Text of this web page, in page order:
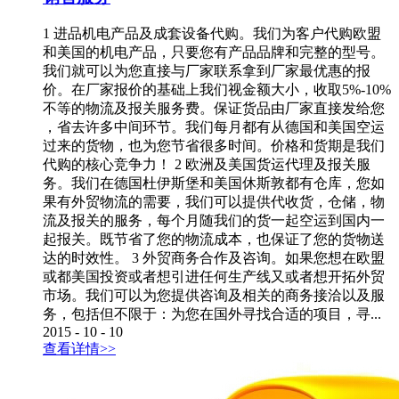
1 进品机电产品及成套设备代购。我们为客户代购欧盟
和美国的机电产品，只要您有产品品牌和完整的型号。
我们就可以为您直接与厂家联系拿到厂家最优惠的报
价。在厂家报价的基础上我们视金额大小，收取5%-10%
不等的物流及报关服务费。保证货品由厂家直接发给您
，省去许多中间环节。我们每月都有从德国和美国空运
过来的货物，也为您节省很多时间。价格和货期是我们
代购的核心竞争力！ 2 欧洲及美国货运代理及报关服
务。我们在德国杜伊斯堡和美国休斯敦都有仓库，您如
果有外贸物流的需要，我们可以提供代收货，仓储，物
流及报关的服务，每个月随我们的货一起空运到国内一
起报关。既节省了您的物流成本，也保证了您的货物送
达的时效性。 3 外贸商务合作及咨询。如果您想在欧盟
或都美国投资或者想引进任何生产线又或者想开拓外贸
市场。我们可以为您提供咨询及相关的商务接洽以及服
务，包括但不限于：为您在国外寻找合适的项目，寻...
2015 - 10 - 10
查看详情>>